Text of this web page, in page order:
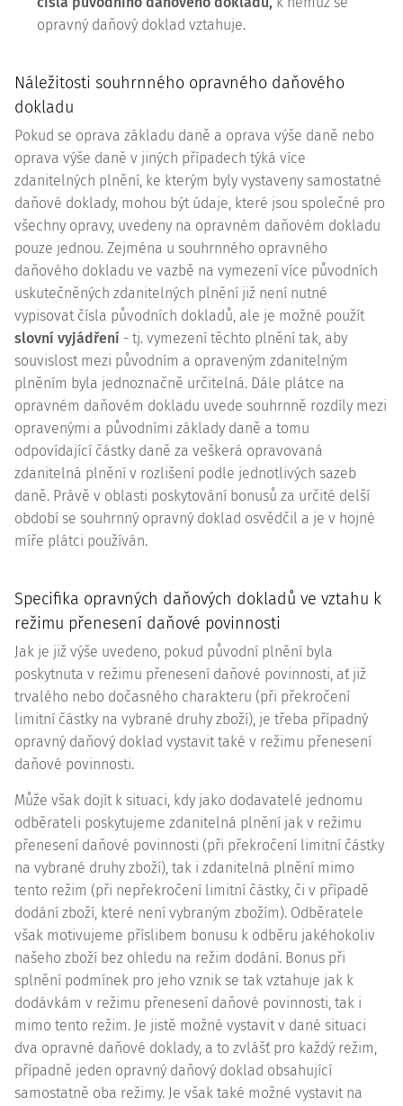
opravný daňový doklad vztahuje.
Náležitosti souhrnného opravného daňového
dokladu
Pokud se oprava základu daně a oprava výše daně nebo
oprava výše daně v jiných případech týká více
zdanitelných plnění, ke kterým byly vystaveny samostatné
daňové doklady, mohou být údaje, které jsou společné pro
všechny opravy, uvedeny na opravném daňovém dokladu
pouze jednou. Zejména u souhrnného opravného
daňového dokladu ve vazbě na vymezení více původních
uskutečněných zdanitelných plnění již není nutné
vypisovat čísla původních dokladů, ale je možné použít
slovní vyjádření - tj. vymezení těchto plnění tak, aby
souvislost mezi původním a opraveným zdanitelným
plněním byla jednoznačně určitelná. Dále plátce na
opravném daňovém dokladu uvede souhrnně rozdíly mezi
opravenými a původními základy daně a tomu
odpovídající částky daně za veškerá opravovaná
zdanitelná plnění v rozlišení podle jednotlivých sazeb
daně. Právě v oblasti poskytování bonusů za určité delší
období se souhrnný opravný doklad osvědčil a je v hojné
míře plátci používán.
Specifika opravných daňových dokladů ve vztahu k
režimu přenesení daňové povinnosti
Jak je již výše uvedeno, pokud původní plnění byla
poskytnuta v režimu přenesení daňové povinnosti, ať již
trvalého nebo dočasného charakteru (při překročení
limitní částky na vybrané druhy zboží), je třeba případný
opravný daňový doklad vystavit také v režimu přenesení
daňové povinnosti.
Může však dojít k situaci, kdy jako dodavatelé jednomu
odběrateli poskytujeme zdanitelná plnění jak v režimu
přenesení daňové povinnosti (při překročení limitní částky
na vybrané druhy zboží), tak i zdanitelná plnění mimo
tento režim (při nepřekročení limitní částky, či v případě
dodání zboží, které není vybraným zbožím). Odběratele
však motivujeme příslibem bonusu k odběru jakéhokoliv
našeho zboží bez ohledu na režim dodání. Bonus při
splnění podmínek pro jeho vznik se tak vztahuje jak k
dodávkám v režimu přenesení daňové povinnosti, tak i
mimo tento režim. Je jistě možné vystavit v dané situaci
dva opravné daňové doklady, a to zvlášť pro každý režim,
případně jeden opravný daňový doklad obsahující
samostatně oba režimy. Je však také možné vystavit na